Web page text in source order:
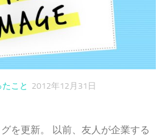
こと 2012年12月31日
を更新。 以前、友人が企業する